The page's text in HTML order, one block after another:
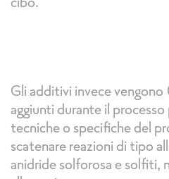
Gli additivi invece
aggiunti durante il
tecniche o specifiche del
scatenare reazioni di tipo
anidride solforosa e solfiti,